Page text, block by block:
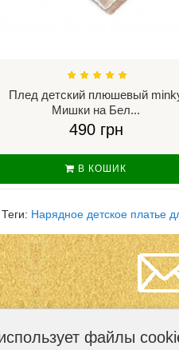
Плед детский плюшевый
Мишки на Бел...
490 грн
В КОШИК
Теги: Нарядное детское платье
файлы